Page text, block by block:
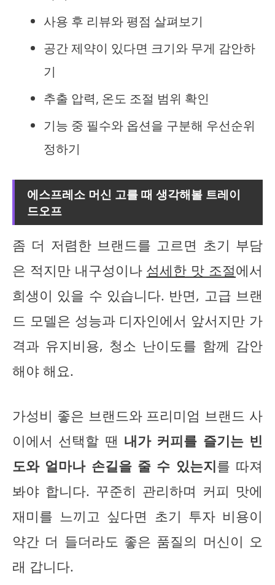
사용 후 리뷰와 평점 살펴보기
공간 제약이 있다면 크기와 무게 감안하
기
추출 압력, 온도 조절 범위 확인
기능 중 필수와 옵션을 구분해 우선순위
정하기
에스프레소 머신 고를 때 생각해볼 트레이
드오프
좀 더 저렴한 브랜드를 고르면 초기 부담
은 적지만 내구성이나 섬세한 맛 조절에서
희생이 있을 수 있습니다. 반면, 고급 브랜
드 모델은 성능과 디자인에서 앞서지만 가
격과 유지비용, 청소 난이도를 함께 감안
해야 해요.
가성비 좋은 브랜드와 프리미엄 브랜드 사
이에서 선택할 땐 내가 커피를 즐기는 빈
도와 얼마나 손길을 줄 수 있는지를 따져
봐야 합니다. 꾸준히 관리하며 커피 맛에
재미를 느끼고 싶다면 초기 투자 비용이
약간 더 들더라도 좋은 품질의 머신이 오
래 갑니다.